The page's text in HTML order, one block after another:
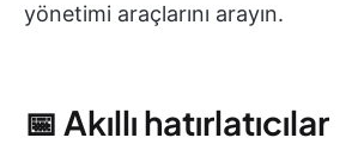
yönetimi araçlarını arayın.
📅 Akıllı hatırlatıcılar